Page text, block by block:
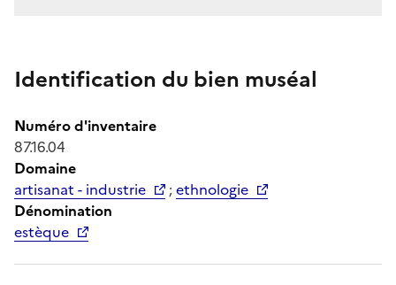
Identification du bien muséal
Numéro d'inventaire
87.16.04
Domaine
artisanat - industrie
;ethnologie
Dénomination
estèque